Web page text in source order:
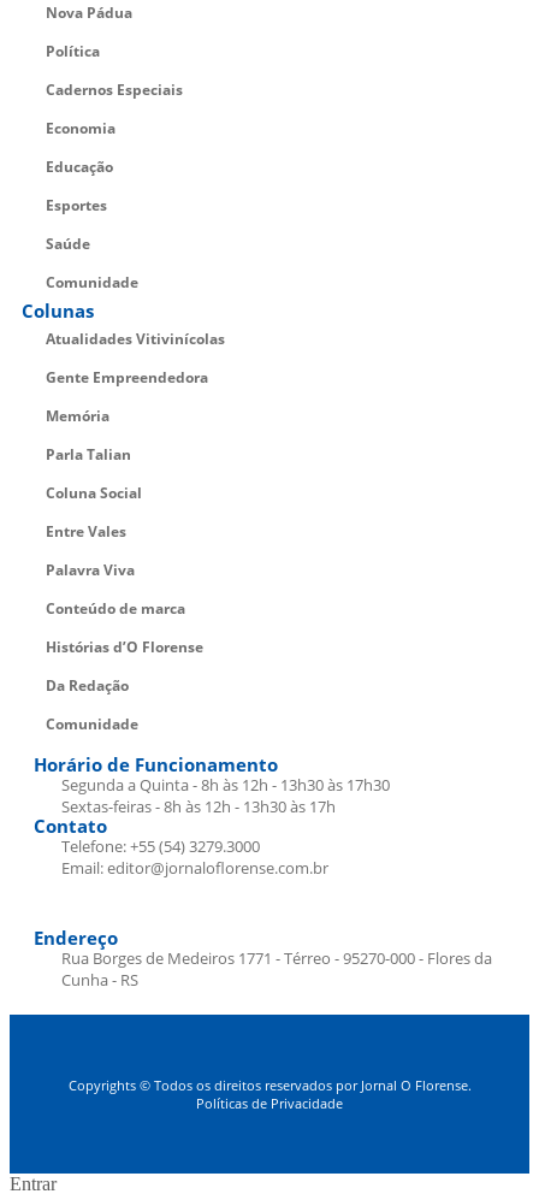
Nova Pádua
Política
Cadernos Especiais
Economia
Educação
Esportes
Saúde
Comunidade
Colunas
Atualidades Vitivinícolas
Gente Empreendedora
Memória
Parla Talian
Coluna Social
Entre Vales
Palavra Viva
Conteúdo de marca
Histórias d’O Florense
Da Redação
Comunidade
Horário de Funcionamento
Segunda a Quinta - 8h às 12h - 13h30 às 17h30
Sextas-feiras - 8h às 12h - 13h30 às 17h
Contato
Telefone: +55 (54) 3279.3000
Email: editor@jornaloflorense.com.br
Endereço
Rua Borges de Medeiros 1771 - Térreo - 95270-000 - Flores da
Cunha - RS
Copyrights © Todos os direitos reservados por Jornal O Florense.
Políticas de Privacidade
Entrar